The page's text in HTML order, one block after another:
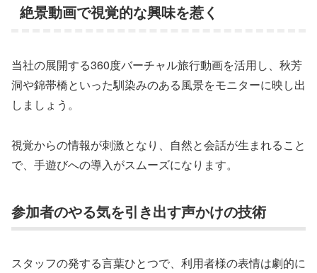
絶景動画で視覚的な興味を惹く
当社の展開する360度バーチャル旅行動画を活用し、秋芳
洞や錦帯橋といった馴染みのある風景をモニターに映し出
しましょう。
視覚からの情報が刺激となり、自然と会話が生まれること
で、手遊びへの導入がスムーズになります。
参加者のやる気を引き出す声かけの技術
スタッフの発する言葉ひとつで、利用者様の表情は劇的に